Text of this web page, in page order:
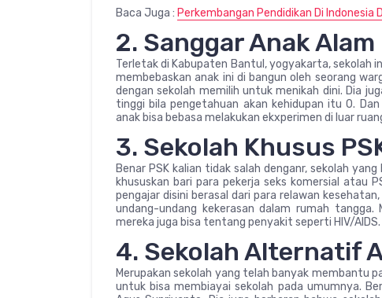
Baca Juga : Perkembangan Pendidikan Di Indonesia
2. Sanggar Anak Alam
Terletak di Kabupaten Bantul, yogyakarta, sekolah
membebaskan anak ini di bangun oleh seorang
dengan sekolah memilih untuk menikah dini. Dia
tinggi bila pengetahuan akan kehidupan itu 0.
anak bisa bebasa melakukan ekxperimen di luar
3. Sekolah Khusus
Benar PSK kalian tidak salah denganr, sekolah
khususkan bari para pekerja seks komersial atau
pengajar disini berasal dari para relawan
undang-undang kekerasan dalam rumah
mereka juga bisa tentang penyakit seperti HIV/AIDS.
4. Sekolah Alternatif
Merupakan sekolah yang telah banyak membantu
untuk bisa membiayai sekolah pada umumnya.